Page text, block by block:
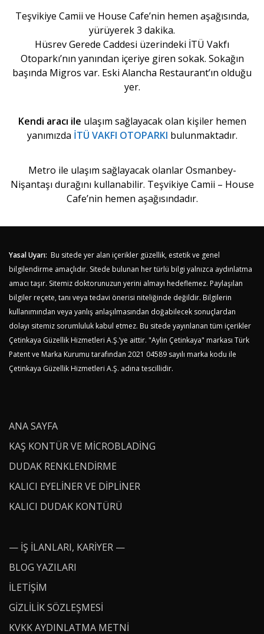
Teşvikiye Camii ve House Cafe’nin hemen aşağısında,
yürüyerek 3 dakika.
Hüsrev Gerede Caddesi üzerindeki İTÜ Vakfı
Otoparkı’nın yanından içeriye giren sokak. Sokağın
başında Migros var. Eski Alancha Restaurant’ın olduğu
yer.
Kendi aracı ile ulaşım sağlayacak olan kişiler hemen
yanımızda İTÜ VAKFI OTOPARKI bulunmaktadır.
Metro ile ulaşım sağlayacak olanlar Osmanbey-
Nişantaşı durağını kullanabilir. Teşvikiye Camii – House
Cafe’nin hemen aşağısındadır.
Yasal Uyarı: Bu sitede yer alan içerikler güzellik, estetik ve genel
bilgilendirme amaçlıdır. Sitede bulunan her türlü bilgi yalnızca aydınlatma
amacı taşır. Sitemiz doktorunuzun yerini almayı hedeflemez. Paylaşılan
bilgiler reçete, tanı veya tedavi önerisi niteliğinde değildir. Bilgilerin
kullanımından veya yanlış anlaşılmasından doğabilecek sonuçlardan
dolayı sitemiz sorumluluk kabul etmez. Bu sitede yayınlanan tüm içerikler
Çetinkaya Güzellik Hizmetleri A.Ş.’ye aittir. "Aylin Çetinkaya" markası Türk
Patent ve Marka Kurumu tarafından 2021 04589 sayılı marka kodu ile
Çetinkaya Güzellik Hizmetleri A.Ş. adına tescillidir.
ANA SAYFA
KAŞ KONTÜR VE MICROBLADING
DUDAK RENKLENDIRME
KALICI EYELINER VE DIPLINER
KALICI DUDAK KONTÜRÜ
— İŞ İLANLARI, KARIYER —
BLOG YAZILARI
İLETİŞİM
GIZLILIK SÖZLEŞMESI
KVKK AYDINLATMA METNI